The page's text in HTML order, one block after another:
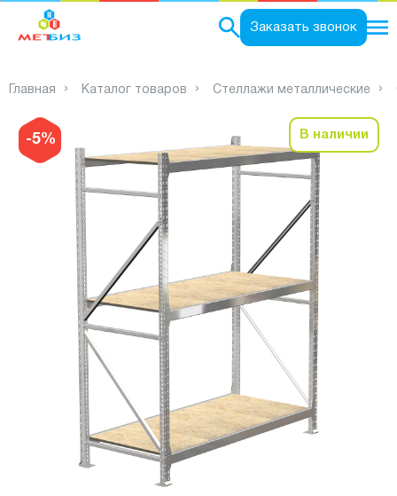
Заказать звонок
Главная Каталог товаров Стеллажи металлические
-5% В наличии